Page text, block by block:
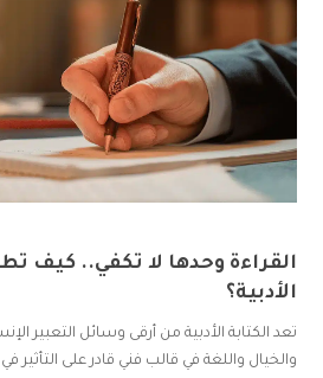
القراءة وحدها لا تكفي.. كيف
الأدبية؟
تعد الكتابة الأدبية من أرقى وسائل التعبير
والخيال واللغة في قالب فني قادر على التأثير